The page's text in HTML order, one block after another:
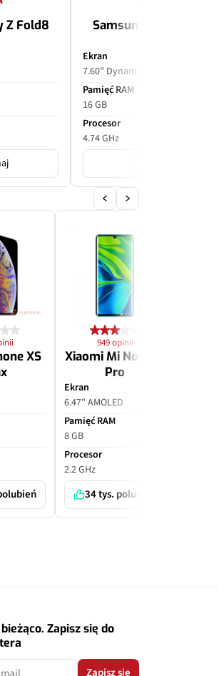
Z Fold8
Samsung Galaxy Z
Ekran
7.60" Dynamic AMOLED
Pamięć RAM
16 GB
Procesor
4.74 GHz
XS
949 opinii
Xiaomi Mi Note 10
Pro
Ekran
6.47" AMOLED
Pamięć RAM
8 GB
Procesor
2.2 GHz
34 tys. polubień
Zapisz się do
Zapisz się